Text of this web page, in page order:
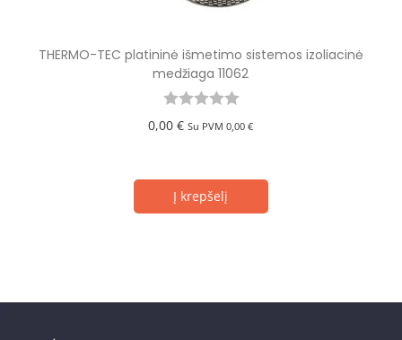
THERMO-TEC platininė išmetimo sistemos izoliacinė
medžiaga 11062
0,00€ Su PVM0,00€
Į krepšelį